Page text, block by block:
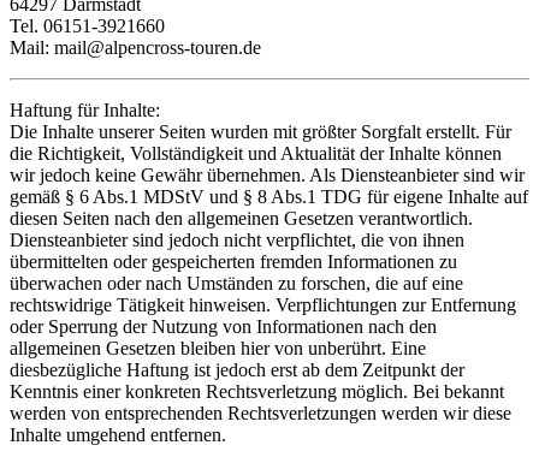
Tel. 06151-3921660
Mail: mail@alpencross-touren.de
Haftung für Inhalte:
Die Inhalte unserer Seiten wurden mit größter Sorgfalt erstellt. Für
die Richtigkeit, Vollständigkeit und Aktualität der Inhalte können
wir jedoch keine Gewähr übernehmen. Als Diensteanbieter sind wir
gemäß § 6 Abs.1 MDStV und § 8 Abs.1 TDG für eigene Inhalte auf
diesen Seiten nach den allgemeinen Gesetzen verantwortlich.
Diensteanbieter sind jedoch nicht verpflichtet, die von ihnen
übermittelten oder gespeicherten fremden Informationen zu
überwachen oder nach Umständen zu forschen, die auf eine
rechtswidrige Tätigkeit hinweisen. Verpflichtungen zur Entfernung
oder Sperrung der Nutzung von Informationen nach den
allgemeinen Gesetzen bleiben hier von unberührt. Eine
diesbezügliche Haftung ist jedoch erst ab dem Zeitpunkt der
Kenntnis einer konkreten Rechtsverletzung möglich. Bei bekannt
werden von entsprechenden Rechtsverletzungen werden wir diese
Inhalte umgehend entfernen.